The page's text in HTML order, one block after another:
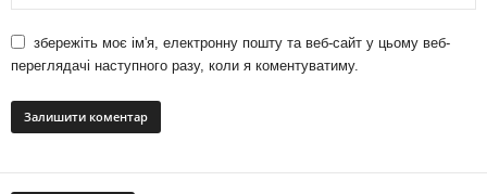
збережіть моє ім'я, електронну пошту та веб-сайт у цьому веб-
переглядачі наступного разу, коли я коментуватиму.